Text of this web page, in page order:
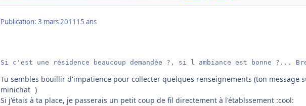
Publication: 3 mars 2011 15 ans
Si c'est une résidence beaucoup demandée ?, si l ambiance est bonne ?...
Tu sembles bouillir d'impatience pour collecter quelques renseignements (ton message
minichat )
Si j'étais à ta place, je passerais un petit coup de fil directement à l'établssement :cool: